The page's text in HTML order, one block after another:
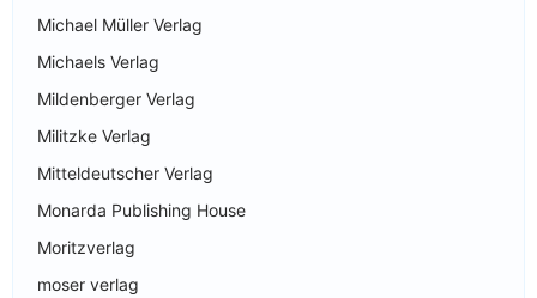
Michael Müller Verlag
Michaels Verlag
Mildenberger Verlag
Militzke Verlag
Mitteldeutscher Verlag
Monarda Publishing House
Moritzverlag
moser verlag